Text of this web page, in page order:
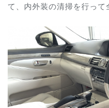
て、内外装の清掃を行って